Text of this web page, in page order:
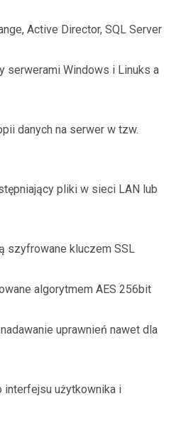
Active Director, SQL Server
serwerami Windows i Linuks a
danych na serwer w tzw.
pliki w sieci LAN lub
szyfrowane kluczem SSL
algorytmem AES 256bit
uprawnień nawet dla
interfejsu użytkownika i